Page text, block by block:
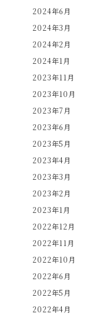
2024年6月
2024年3月
2024年2月
2024年1月
2023年11月
2023年10月
2023年7月
2023年6月
2023年5月
2023年4月
2023年3月
2023年2月
2023年1月
2022年12月
2022年11月
2022年10月
2022年6月
2022年5月
2022年4月